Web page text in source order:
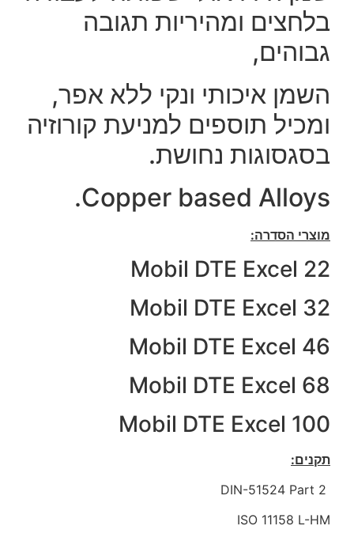
בלחצים ומהיריות תגובה
גבוהים,
השמן איכותי ונקי ללא אפר,
ומכיל תוספים למניעת קורוזיה
בסגסוגות נחושת.
Copper based Alloys.
מוצרי הסדרה:
Mobil DTE Excel 22
Mobil DTE Excel 32
Mobil DTE Excel 46
Mobil DTE Excel 68
Mobil DTE Excel 100
תקנים:
ISO 11158 L-HM